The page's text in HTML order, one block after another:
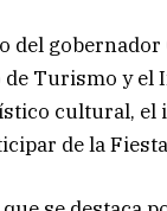
del
Turismo y el
cultural,
de la